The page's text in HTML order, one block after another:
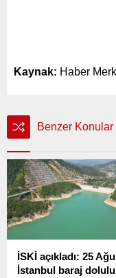
Kaynak: Haber
Benzer Konular
İSKİ açıkladı: 25
İstanbul baraj